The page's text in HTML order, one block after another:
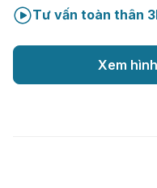
Tư vấn toàn thân
Xem